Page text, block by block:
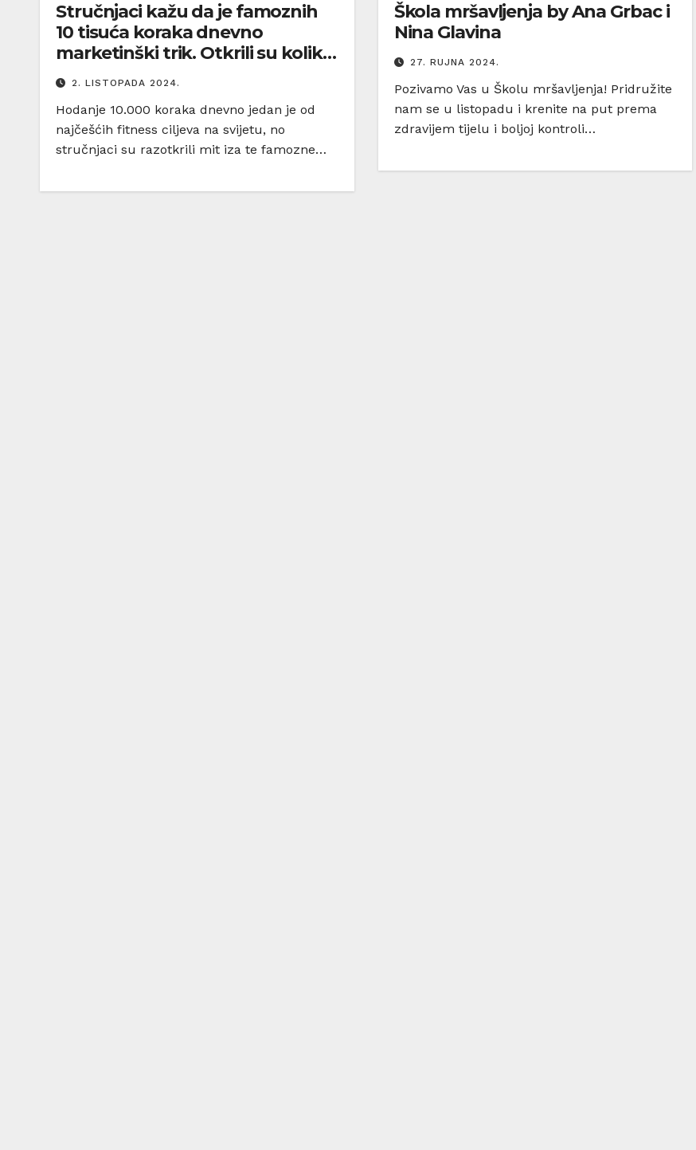
Stručnjaci kažu da je famoznih
10 tisuća koraka dnevno
marketinški trik. Otkrili su koliko
zapravo trebamo hodati
2. LISTOPADA 2024.
Hodanje 10.000 koraka dnevno jedan je od
najčešćih fitness ciljeva na svijetu, no
stručnjaci su razotkrili mit iza te famozne…
Škola mršavljenja by Ana Grbac i
Nina Glavina
27. RUJNA 2024.
Pozivamo Vas u Školu mršavljenja! Pridružite
nam se u listopadu i krenite na put prema
zdravijem tijelu i boljoj kontroli…